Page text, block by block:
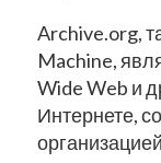
Archive.org,
Machine,
Wide Web и
Интернете,